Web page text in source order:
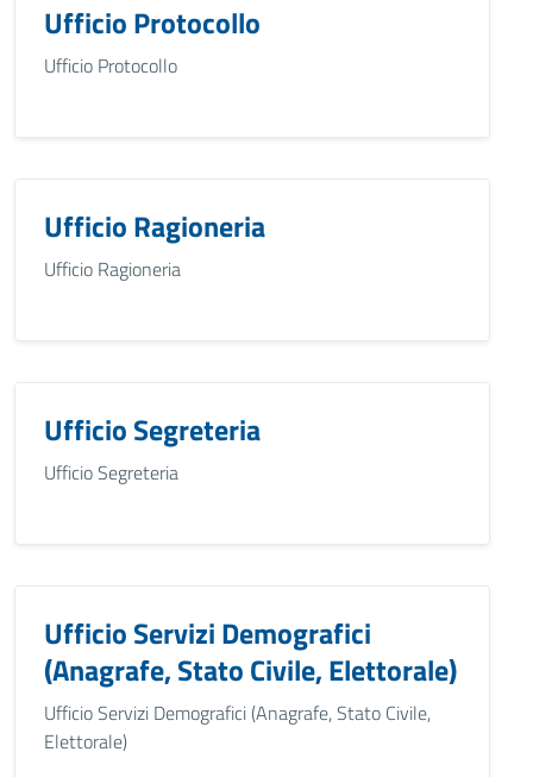
Ufficio Protocollo
Ufficio Protocollo
Ufficio Ragioneria
Ufficio Ragioneria
Ufficio Segreteria
Ufficio Segreteria
Ufficio Servizi Demografici
(Anagrafe, Stato Civile, Elettorale)
Ufficio Servizi Demografici (Anagrafe, Stato Civile,
Elettorale)